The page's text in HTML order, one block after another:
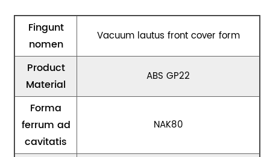
Fingunt
nomen
Vacuum lautus front cover form
Product
Material
ABS GP22
Forma
ferrum ad
cavitatis
NAK80